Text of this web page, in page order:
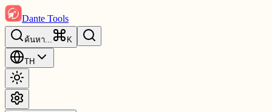
Dante Tools
ค้นหา... K
TH